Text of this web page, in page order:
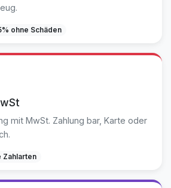
ohne Schäden
mit MwSt. Zahlung bar, Karte oder
Zahlarten